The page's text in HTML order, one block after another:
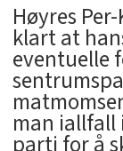
Høyres
klart at
eventuelle
man iallfall